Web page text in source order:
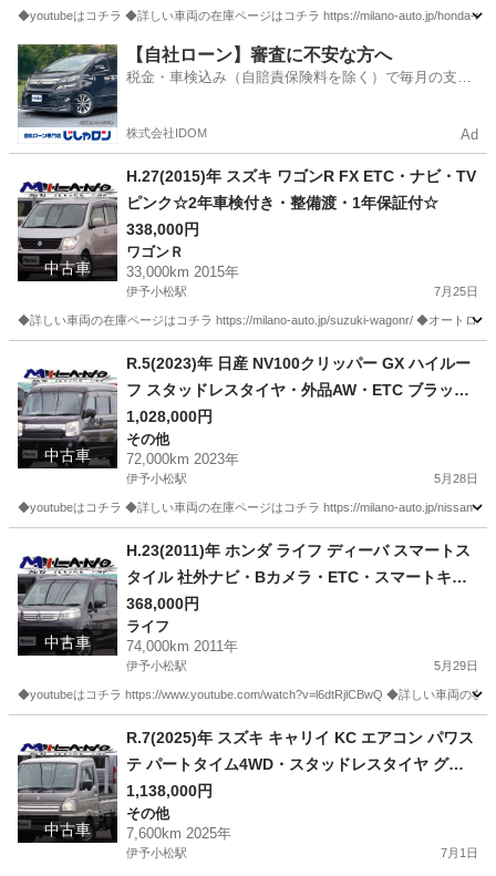
◆youtubeはコチラ ◆詳しい車両の在庫ページはコチラ https://milano-auto.jp/honda-n-
愛媛 西条市 伊予小松駅 その他 VAN
【自社ローン】審査に不安な方へ
税金・車検込み（自賠責保険料を除く）で毎月の支払
株式会社IDOM Ad
中古車
H.27(2015)年 スズキ ワゴンR FX ETC・ナビ・TV
ピンク☆2年車検付き・整備渡・1年保証付☆
338,000円
ワゴンＲ
33,000km 2015年
伊予小松駅 7月25日
◆詳しい車両の在庫ページはコチラ https://milano-auto.jp/suzuki-wagonr/ ◆オートロ
伊予小松駅 ワゴンＲ
中古車
R.5(2023)年 日産 NV100クリッパー GX ハイルー
フ スタッドレスタイヤ・外品AW・ETC ブラック
☆車検付き・整備渡・1年保証付☆
1,028,000円
その他
72,000km 2023年
伊予小松駅 5月28日
◆youtubeはコチラ ◆詳しい車両の在庫ページはコチラ https://milano-auto.jp/nissan-
その他
中古車
H.23(2011)年 ホンダ ライフ ディーバ スマートス
タイル 社外ナビ・Bカメラ・ETC・スマートキー
ブラック☆車検付き・整備渡・1年保証付☆
368,000円
ライフ
74,000km 2011年
伊予小松駅 5月29日
◆youtubeはコチラ https://www.youtube.com/watch?v=l6dtRjlCBwQ ◆詳しい車両の在
伊予小松駅 ライフ
中古車
R.7(2025)年 スズキ キャリイ KC エアコン パワス
テ パートタイム4WD・スタッドレスタイヤ グレ
ー☆2年車検付き・整備渡・1年保証付☆
1,138,000円
その他
7,600km 2025年
伊予小松駅 7月1日